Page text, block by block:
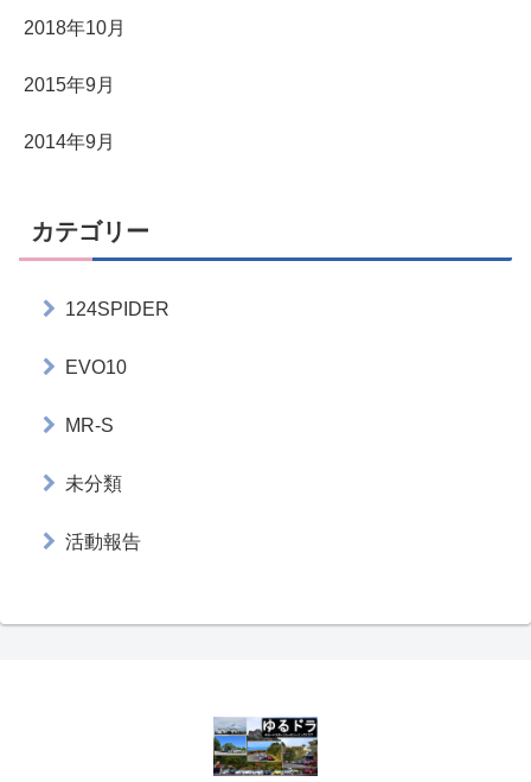
2018年10月
2015年9月
2014年9月
カテゴリー
124SPIDER
EVO10
MR-S
未分類
活動報告